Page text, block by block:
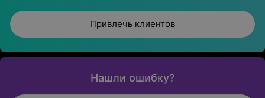
Привлечь клиентов
Нашли ошибку?